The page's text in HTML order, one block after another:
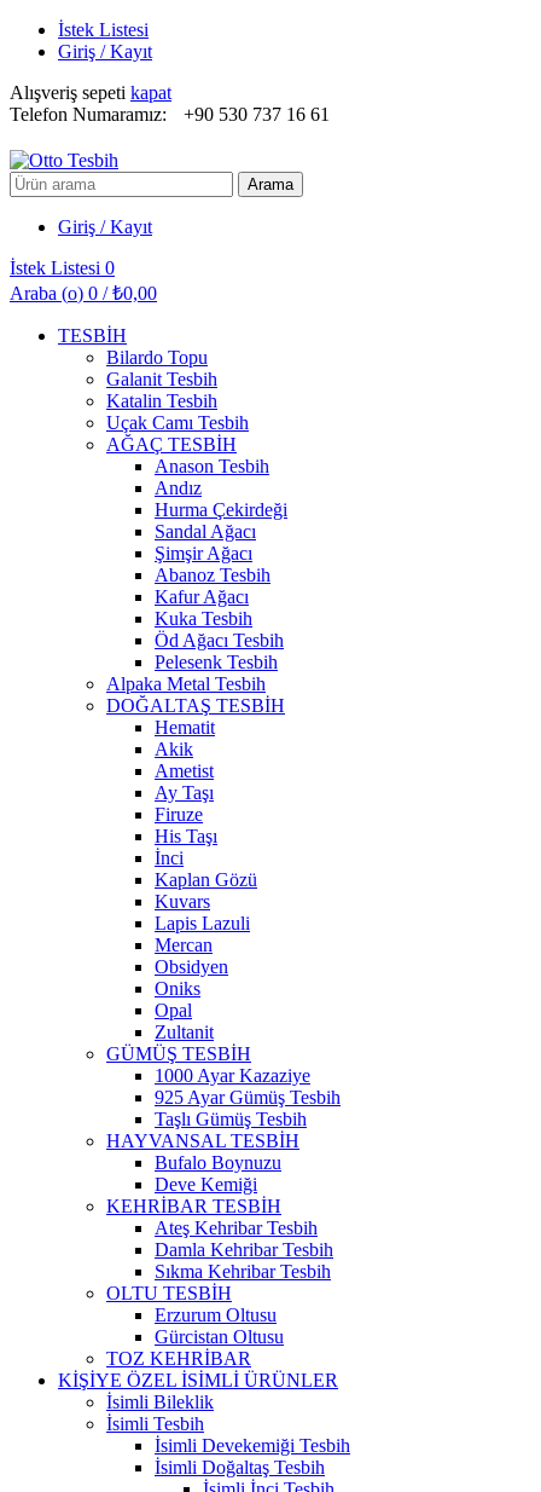
İstek Listesi
Giriş / Kayıt
Alışveriş sepeti kapat
Telefon Numaramız:
+90 530 737 16 61
Arayın: Arama
Giriş / Kayıt
İstek Listesi 0
Araba (o) 0 / ₺0,00
TESBİH
Bilardo Topu
Galanit Tesbih
Katalin Tesbih
Uçak Camı Tesbih
AĞAÇ TESBİH
Anason Tesbih
Andız
Hurma Çekirdeği
Sandal Ağacı
Şimşir Ağacı
Abanoz Tesbih
Kafur Ağacı
Kuka Tesbih
Öd Ağacı Tesbih
Pelesenk Tesbih
Alpaka Metal Tesbih
DOĞALTAŞ TESBİH
Hematit
Akik
Ametist
Ay Taşı
Firuze
His Taşı
İnci
Kaplan Gözü
Kuvars
Lapis Lazuli
Mercan
Obsidyen
Oniks
Opal
Zultanit
GÜMÜŞ TESBİH
1000 Ayar Kazaziye
925 Ayar Gümüş Tesbih
Taşlı Gümüş Tesbih
HAYVANSAL TESBİH
Bufalo Boynuzu
Deve Kemiği
KEHRİBAR TESBİH
Ateş Kehribar Tesbih
Damla Kehribar Tesbih
Sıkma Kehribar Tesbih
OLTU TESBİH
Erzurum Oltusu
Gürcistan Oltusu
TOZ KEHRİBAR
KİŞİYE ÖZEL İSİMLİ ÜRÜNLER
İsimli Bileklik
İsimli Tesbih
İsimli Devekemiği Tesbih
İsimli Doğaltaş Tesbih